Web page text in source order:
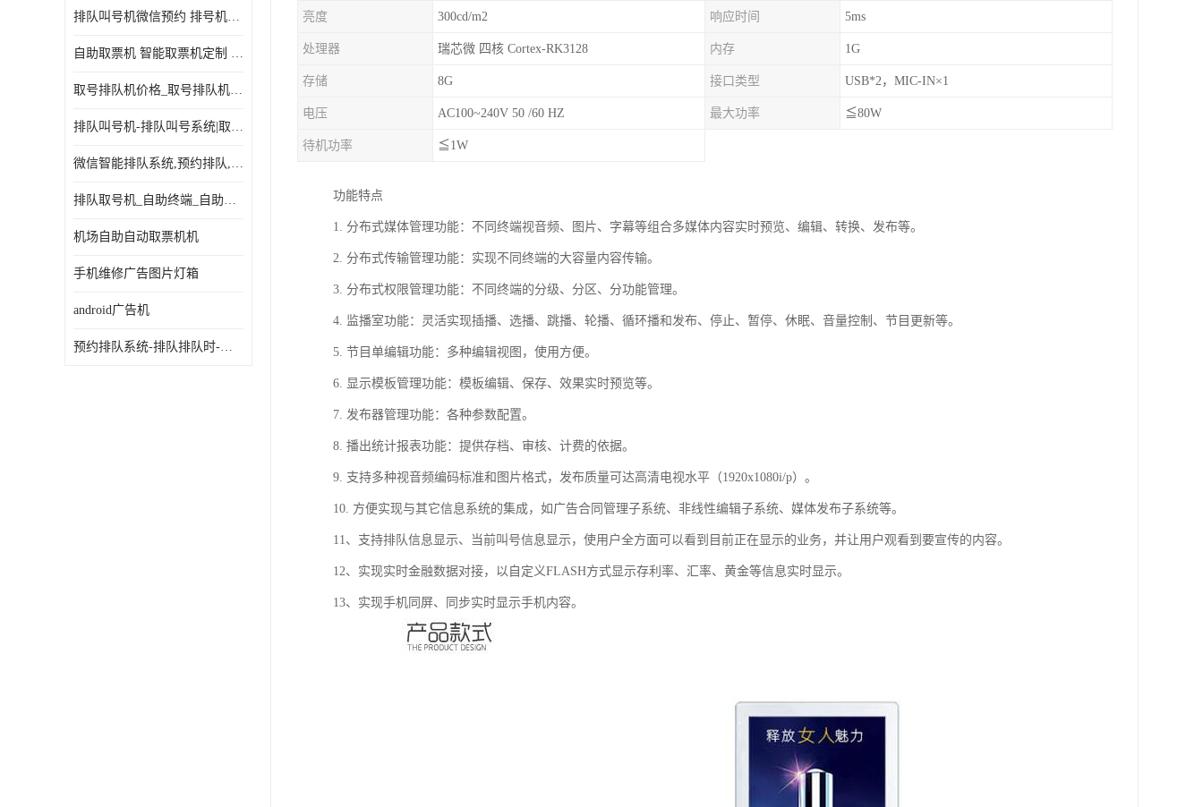
电子白板
自助服务终端
排队叫号机微信预约 排号机诊所 行政大厅营业厅取号机
自助取票机 智能取票机定制 款式多样
取号排队机价格_取号排队机报价_取号排队机多少钱
排队叫号机-排队叫号系统|取号机-液晶拼接屏-自助终端机
微信智能排队系统,预约排队,扫码排队,微信叫号
排队取号机_自助终端_自助签到一体机 支持定做
机场自助自动取票机机
手机维修广告图片灯箱
android广告机
预约排队系统-排队排队时-排动排号系统和排队的使用方法
亮度 300cd/m2 响应时间 5ms
处理器 瑞芯微 四核 Cortex-RK3128 内存 1G
存储 8G 接口类型 USB*2，MIC-IN×1
电压 AC100~240V 50 /60 HZ 最大功率 ≦80W
待机功率 ≦1W
功能特点
1. 分布式媒体管理功能：不同终端视音频、图片、字幕等组合多媒体内容实时预览、编辑、转换、发布等。
2. 分布式传输管理功能：实现不同终端的大容量内容传输。
3. 分布式权限管理功能：不同终端的分级、分区、分功能管理。
4. 监播室功能：灵活实现插播、选播、跳播、轮播、循环播和发布、停止、暂停、休眠、音量控制、节目更新等。
5. 节目单编辑功能：多种编辑视图，使用方便。
6. 显示模板管理功能：模板编辑、保存、效果实时预览等。
7. 发布器管理功能：各种参数配置。
8. 播出统计报表功能：提供存档、审核、计费的依据。
9. 支持多种视音频编码标准和图片格式，发布质量可达高清电视水平（1920x1080i/p）。
10. 方便实现与其它信息系统的集成，如广告合同管理子系统、非线性编辑子系统、媒体发布子系统等。
11、支持排队信息显示、当前叫号信息显示，使用户全方面可以看到目前正在显示的业务，并让用户观看到要宣传的内容。
12、实现实时金融数据对接，以自定义FLASH方式显示存利率、汇率、黄金等信息实时显示。
13、实现手机同屏、同步实时显示手机内容。